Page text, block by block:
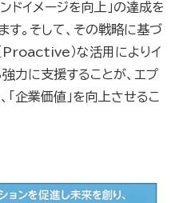
ドイメージを向上」の達成を
。そして、その戦略に基づ
Proactive）な活用によりイ
力に支援することが、エプ
「企業価値」を向上させるこ